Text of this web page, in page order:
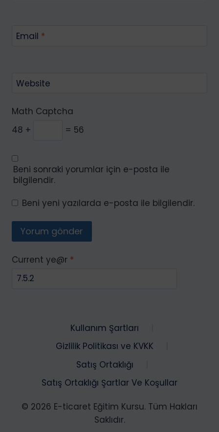
Email *
Website
Math Captcha
48 +
= 56
Beni sonraki yorumlar için e-posta ile
bilgilendir.
Beni yeni yazılarda e-posta ile bilgilendir.
Current ye@r *
Kullanım Şartları
Gizlilik Politikası ve KVKK
Satış Ortaklığı
Satış Ortaklığı Şartlar Ve Koşullar
© 2026 E-ticaret Eğitim Kursu. Tüm Hakları
Saklıdır.